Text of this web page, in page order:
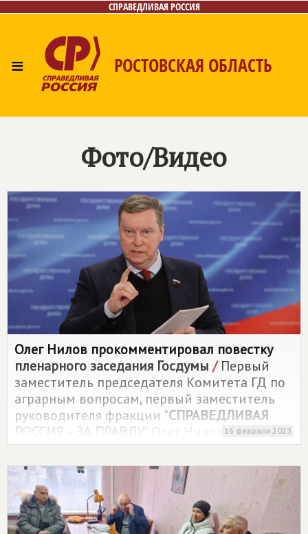
СПРАВЕДЛИВАЯ РОССИЯ
≡ РОСТОВСКАЯ ОБЛАСТЬ
Контакты
Фото/Видео
Олег Нилов прокомментировал повестку
пленарного заседания Госдумы /Первый
заместитель председателя Комитета ГД по
аграрным вопросам, первый заместитель
руководителя фракции "СПРАВЕДЛИВАЯ
РОССИЯ – ЗА ПРАВДУ" Олег Нилов
прокомментировал повестку пленарного
заседания Госдумы 16 февраля.
16 февраля 2023